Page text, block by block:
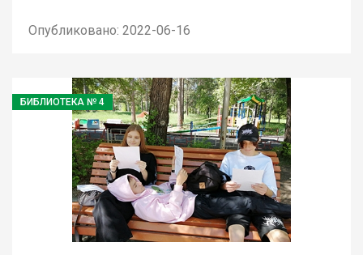
Опубликовано: 2022-06-16
БИБЛИОТЕКА № 4